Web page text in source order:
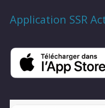
Application SSR